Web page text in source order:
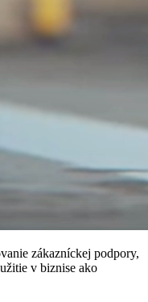
zákazníckej podpory,
v biznise ako